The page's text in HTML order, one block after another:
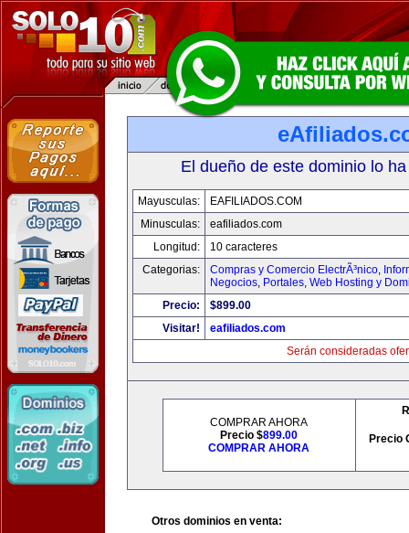
El dueño de este dominio lo
Mayusculas:
EAFILIADOS.COM
Minusculas:
eafiliados.com
Longitud:
10 caracteres
Categorias:
Compras y Comercio ElectrÃ³nico,
Negocios, Portales, Web Hosting y
Precio:
$899.00
Visitar!
eafiliados.com
Serán consideradas
COMPRAR AHORA
Precio $899.00
COMPRAR AHORA
Precio
Otros dominios en venta: